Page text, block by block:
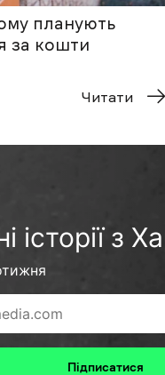
планують
за кошти
Читати
історії з
Підписатися